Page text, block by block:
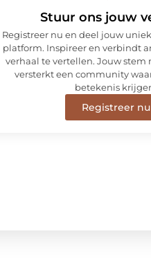
Stuur ons jouw
Registreer nu en deel jouw
platform. Inspireer en verbindt
verhaal te vertellen. Jouw stem
versterkt een community
betekenis
Registreer nu